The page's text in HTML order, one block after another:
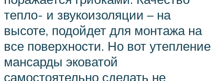
тепло- и звукоизоляции – на
высоте, подойдет для монтажа на
все поверхности. Но вот утепление
мансарды эковатой
самостоятельно сделать не